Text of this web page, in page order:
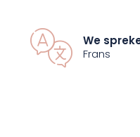
van deze tijd van het
te wachten met
bezoeken en
We
Frans